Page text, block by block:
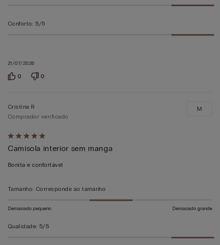
21/07/2026
Conforto: 5/5
0 0
Atribuiu
5
em
Cristina R
Comprador verificado
Camisola interior sem manga
Bonita e confortável
M
Tamanho: Corresponde ao tamanho
Demasiado pequeno Demasiado grande
Qualidade: 5/5